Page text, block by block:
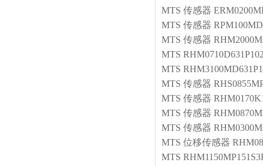
MTS 传感器
MTS 传感器
MTS 传感器
MTS
MTS
MTS 传感器
MTS 传感器
MTS 传感器
MTS 传感器
MTS 位移传感器
MTS